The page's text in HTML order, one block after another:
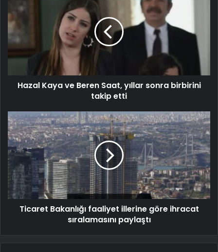
Hazal Kaya ve Beren Saat, yıllar sonra birbirini
takip etti
Ticaret Bakanlığı faaliyet illerine göre ihracat
sıralamasını paylaştı